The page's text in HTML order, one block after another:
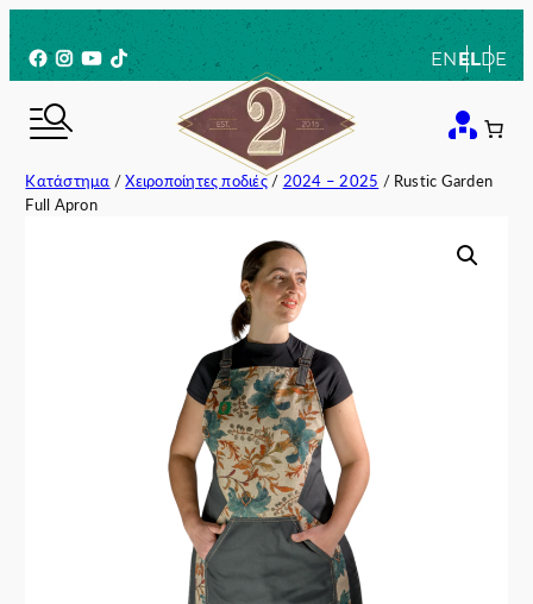
στο
περιεχόμενο
Facebook
Instagram
YouTube
TikTok ENELDE
Κατάστημα /Χειροποίητες ποδιές/ 2024 – 2025 / Rustic Garden
Full Apron